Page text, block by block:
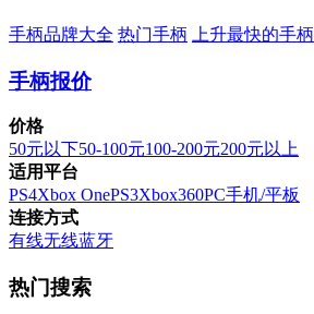
手柄品牌大全 热门手柄 上升最快的手柄
手柄报价
价格
50元以下50-100元100-200元200元以上
适用平台
PS4Xbox OnePS3Xbox360PC手机/平板
连接方式
有线无线蓝牙
热门搜索